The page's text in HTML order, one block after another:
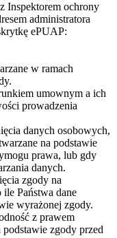
Inspektorem ochrony
administratora
ePUAP:
w ramach
umownym a ich
prowadzenia
danych osobowych,
na podstawie
prawa, lub gdy
danych.
zgody na
Państwa dane
wyrażonej zgody.
z prawem
zgody przed